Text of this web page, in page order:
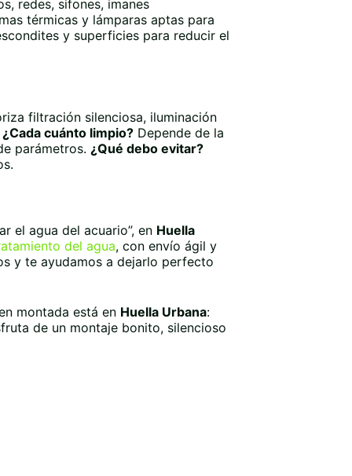
redes, sifones, imanes
térmicas y lámparas aptas para
y superficies para reducir el
filtración silenciosa, iluminación
¿Cada cuánto limpio? Depende de la
parámetros.¿Qué debo evitar?
el agua del acuario”, en Huella
del agua, con envío ágil y
y te ayudamos a dejarlo perfecto
montada está en Huella Urbana:
de un montaje bonito, silencioso